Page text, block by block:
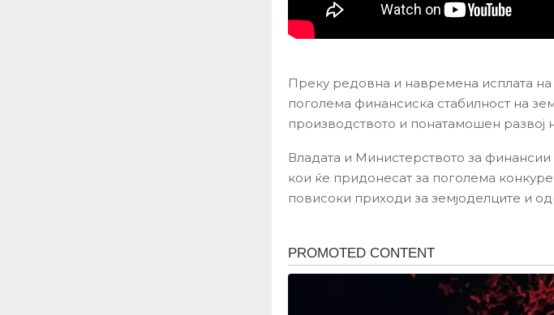
Преку редовна и навремена исплата на
поголема финансиска стабилност на
производството и понатамошен развој
Владата и Министерството за
кои ќе придонесат за поголема
повисоки приходи за земјоделците и